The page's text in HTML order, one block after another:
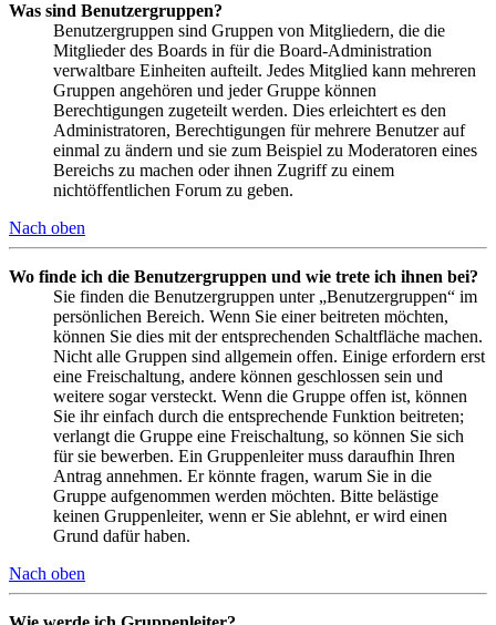
Was sind Benutzergruppen?
Benutzergruppen sind Gruppen von Mitgliedern, die die
Mitglieder des Boards in für die Board-Administration
verwaltbare Einheiten aufteilt. Jedes Mitglied kann mehreren
Gruppen angehören und jeder Gruppe können
Berechtigungen zugeteilt werden. Dies erleichtert es den
Administratoren, Berechtigungen für mehrere Benutzer auf
einmal zu ändern und sie zum Beispiel zu Moderatoren eines
Bereichs zu machen oder ihnen Zugriff zu einem
nichtöffentlichen Forum zu geben.
Nach oben
Wo finde ich die Benutzergruppen und wie trete ich ihnen bei?
Sie finden die Benutzergruppen unter „Benutzergruppen“ im
persönlichen Bereich. Wenn Sie einer beitreten möchten,
können Sie dies mit der entsprechenden Schaltfläche machen.
Nicht alle Gruppen sind allgemein offen. Einige erfordern erst
eine Freischaltung, andere können geschlossen sein und
weitere sogar versteckt. Wenn die Gruppe offen ist, können
Sie ihr einfach durch die entsprechende Funktion beitreten;
verlangt die Gruppe eine Freischaltung, so können Sie sich
für sie bewerben. Ein Gruppenleiter muss daraufhin Ihren
Antrag annehmen. Er könnte fragen, warum Sie in die
Gruppe aufgenommen werden möchten. Bitte belästige
keinen Gruppenleiter, wenn er Sie ablehnt, er wird einen
Grund dafür haben.
Nach oben